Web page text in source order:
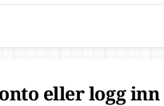
eller logg